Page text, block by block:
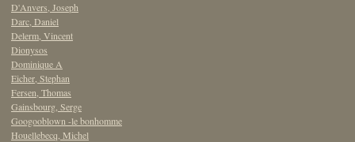
D'Anvers, Joseph
Darc, Daniel
Delerm, Vincent
Dionysos
Dominique A
Eicher, Stephan
Fersen, Thomas
Gainsbourg, Serge
Googooblown -le bonhomme
Houellebecq, Michel